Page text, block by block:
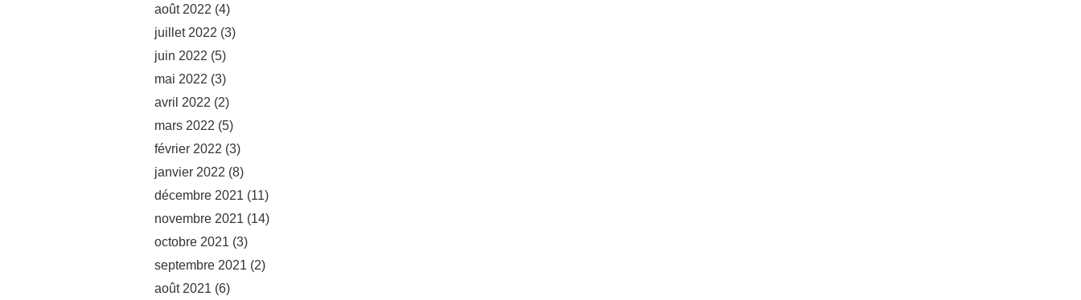
août 2022 (4)
juillet 2022 (3)
juin 2022 (5)
mai 2022 (3)
avril 2022 (2)
mars 2022 (5)
février 2022 (3)
janvier 2022 (8)
décembre 2021 (11)
novembre 2021 (14)
octobre 2021 (3)
septembre 2021 (2)
août 2021 (6)